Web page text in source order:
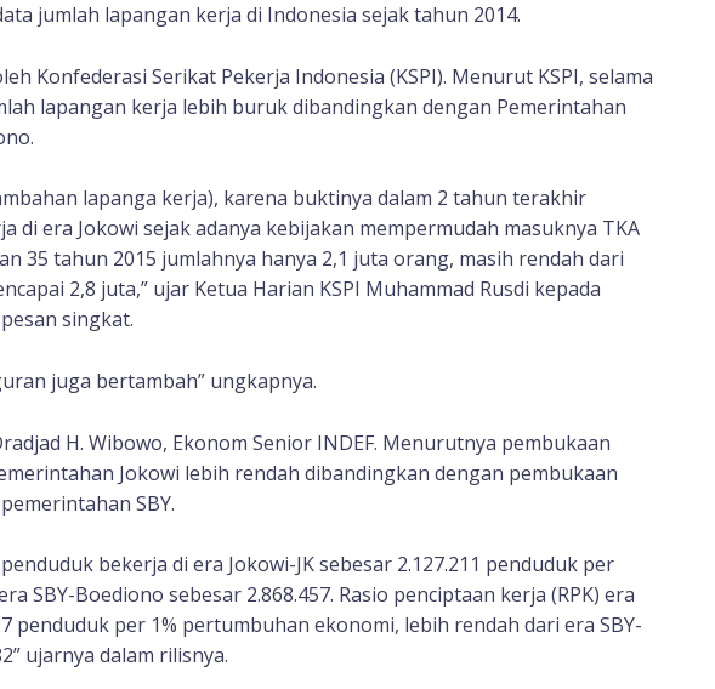
jumlah lapangan kerja di Indonesia sejak tahun 2014.
Konfederasi Serikat Pekerja Indonesia (KSPI). Menurut KSPI, selama
lapangan kerja lebih buruk dibandingkan dengan Pemerintahan
lapanga kerja), karena buktinya dalam 2 tahun terakhir
di era Jokowi sejak adanya kebijakan mempermudah masuknya TKA
35 tahun 2015 jumlahnya hanya 2,1 juta orang, masih rendah dari
2,8 juta,” ujar Ketua Harian KSPI Muhammad Rusdi kepada
singkat.
juga bertambah” ungkapnya.
H. Wibowo, Ekonom Senior INDEF. Menurutnya pembukaan
Jokowi lebih rendah dibandingkan dengan pembukaan
SBY.
bekerja di era Jokowi-JK sebesar 2.127.211 penduduk per
SBY-Boediono sebesar 2.868.457. Rasio penciptaan kerja (RPK) era
penduduk per 1% pertumbuhan ekonomi, lebih rendah dari era SBY-
ujarnya dalam rilisnya.